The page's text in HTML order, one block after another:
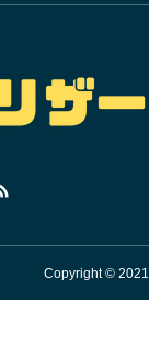
Copyright © 2021